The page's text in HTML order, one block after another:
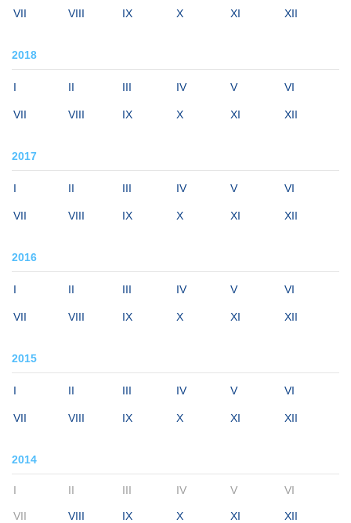
VII VIII IX X XI XII
2018
I II III IV V VI
VII VIII IX X XI XII
2017
I II III IV V VI
VII VIII IX X XI XII
2016
I II III IV V VI
VII VIII IX X XI XII
2015
I II III IV V VI
VII VIII IX X XI XII
2014
I II III IV V VI
VII VIII IX X XI XII